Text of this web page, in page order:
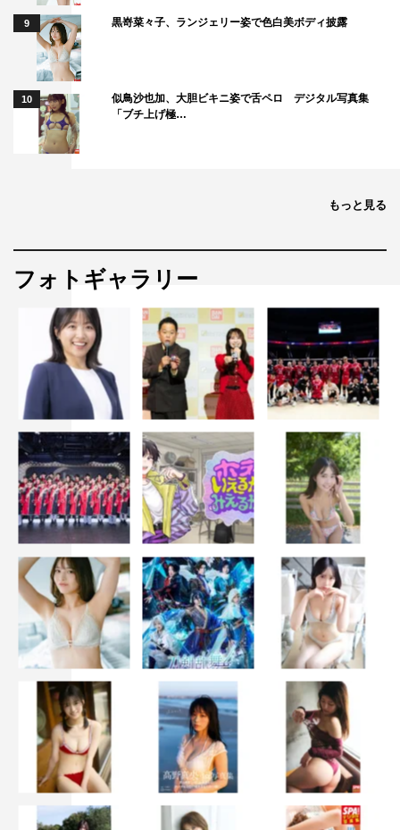
9 黒嵜菜々子、ランジェリー姿で色白美ボディ披露
10
似鳥沙也加、大胆ビキニ姿で舌ペロ デジタル写真集
「ブチ上げ極…
もっと見る
フォトギャラリー